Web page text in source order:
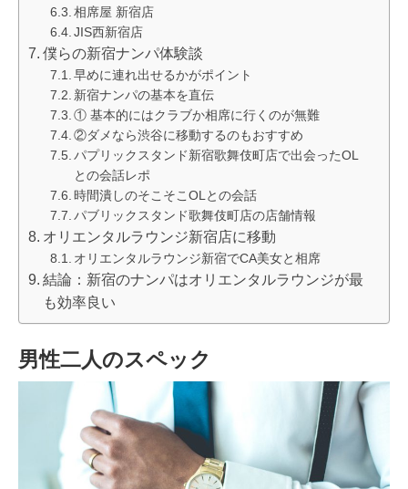
相席屋 新宿店
JIS西新宿店
僕らの新宿ナンパ体験談
早めに連れ出せるかがポイント
新宿ナンパの基本を直伝
① 基本的にはクラブか相席に行くのが無難
②ダメなら渋谷に移動するのもおすすめ
パプリックスタンド新宿歌舞伎町店で出会ったOL
との会話レポ
時間潰しのそこそこOLとの会話
パブリックスタンド歌舞伎町店の店舗情報
オリエンタルラウンジ新宿店に移動
オリエンタルラウンジ新宿でCA美女と相席
結論：新宿のナンパはオリエンタルラウンジが最
も効率良い
男性二人のスペック